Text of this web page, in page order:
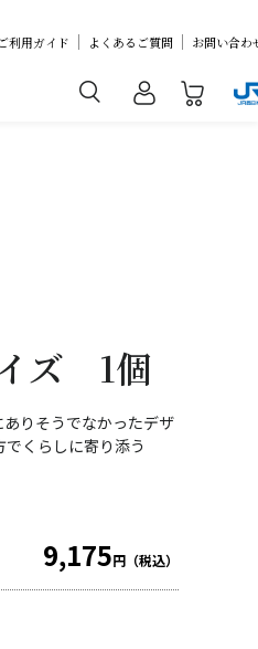
ご利用ガイド よくあるご質問 お問い合わ
りそうでなかったデザ
くらしに寄り添う
ズ 1個
9,175円（税込）